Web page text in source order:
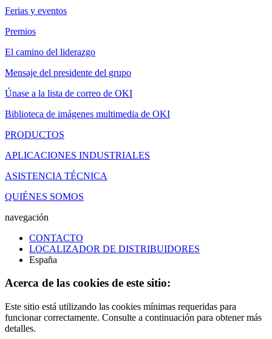
Ferias y eventos
Premios
El camino del liderazgo
Mensaje del presidente del grupo
Únase a la lista de correo de OKI
Biblioteca de imágenes multimedia de OKI
PRODUCTOS
APLICACIONES INDUSTRIALES
ASISTENCIA TÉCNICA
QUIÉNES SOMOS
navegación
CONTACTO
LOCALIZADOR DE DISTRIBUIDORES
España
Acerca de las cookies de este sitio:
Este sitio está utilizando las cookies mínimas requeridas para
funcionar correctamente. Consulte a continuación para obtener más
detalles.